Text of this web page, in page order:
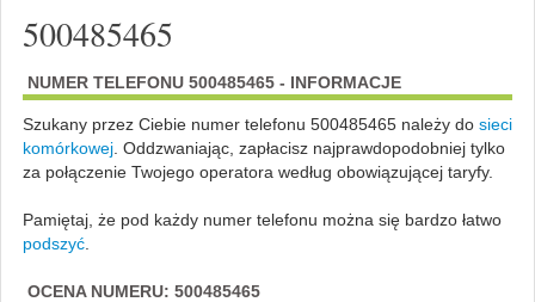
500485465
NUMER TELEFONU 500485465 - INFORMACJE
Szukany przez Ciebie numer telefonu 500485465 należy do sieci
komórkowej. Oddzwaniając, zapłacisz najprawdopodobniej tylko
za połączenie Twojego operatora według obowiązującej taryfy.
Pamiętaj, że pod każdy numer telefonu można się bardzo łatwo
podszyć.
OCENA NUMERU: 500485465